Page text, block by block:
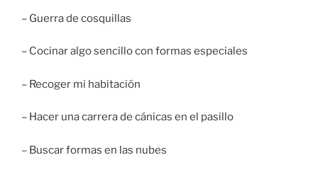
– Guerra de cosquillas
– Cocinar algo sencillo con formas especiales
– Recoger mi habitación
– Hacer una carrera de cánicas en el pasillo
– Buscar formas en las nubes